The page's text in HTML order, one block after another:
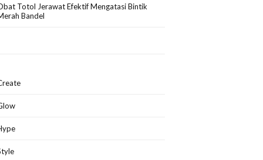
Totol Jerawat Efektif Mengatasi Bintik
Bandel